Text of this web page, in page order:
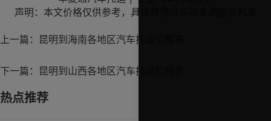
声明：本文价格仅供参考，具体费用以实际咨询报价为准
上一篇： 昆明到海南各地区汽车托运价格表
下一篇： 昆明到山西各地区汽车托运价格表
热点推荐